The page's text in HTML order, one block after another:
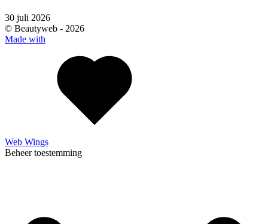
30 juli 2026
© Beautyweb - 2026
Made with
Web Wings
Beheer toestemming